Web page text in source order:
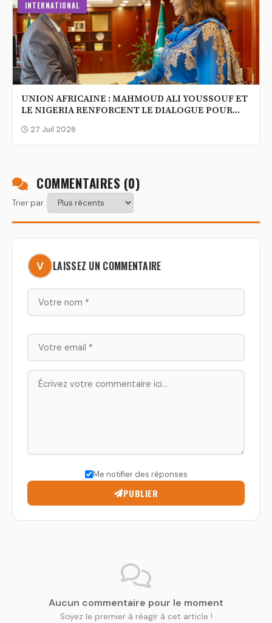
INTERNATIONAL
UNION AFRICAINE : MAHMOUD ALI YOUSSOUF ET
LE NIGERIA RENFORCENT LE DIALOGUE POUR
27 Juil 2026
COMMENTAIRES (0)
Trier par :
LAISSEZ UN COMMENTAIRE
Me notifier des réponses
PUBLIER
Aucun commentaire pour le moment
Soyez le premier à réagir à cet article !